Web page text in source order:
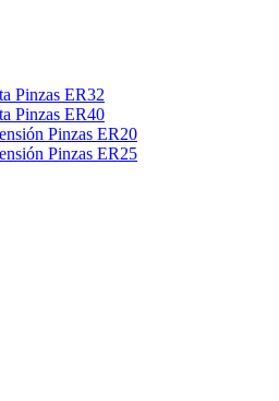
Pinzas ER32
Pinzas ER40
Pinzas ER20
Pinzas ER25